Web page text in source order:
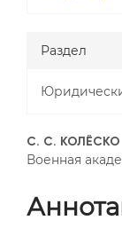
Раздел
С. С. КОЛЁСКО
Военная